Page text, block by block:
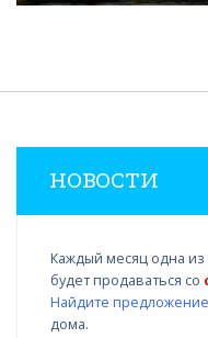
НОВОСТИ
Каждый месяц одна
будет продаваться со
Найдите предложение
дома.